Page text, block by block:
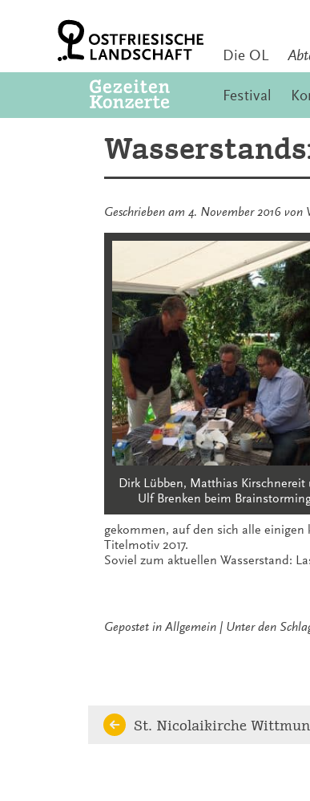
Die OL
Festival
Geschrieben am 4. November 2016 von
Dirk Lübben, Matthias Kirschnereit
Ulf Brenken beim
gekommen, auf den sich alle
Titelmotiv 2017.
Soviel zum aktuellen Wasserstand:
Gepostet in Allgemein Unter den
Continue
St. Nicolaikirche